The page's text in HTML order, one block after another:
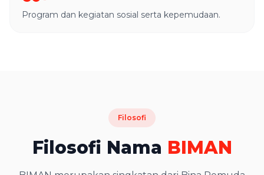
Program dan kegiatan sosial serta kepemudaan.
Filosofi
Filosofi Nama BIMAN